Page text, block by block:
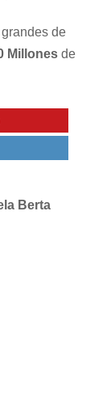
de
Millones de
Berta